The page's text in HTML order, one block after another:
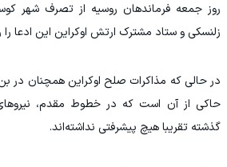
روز جمعه فرماندهان روسیه از تصرف شهر
زلنسکی و ستاد مشترک ارتش اوکراین این ادعا را
در حالی که مذاکرات صلح اوکراین همچنان در
حاکی از آن است که در خطوط مقدم،
گذشته تقریبا هیچ پیشرفتی نداشته‌اند.